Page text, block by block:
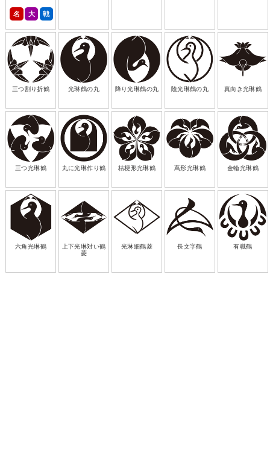
名 大 戦
三つ割り折鶴 光琳鶴の丸 降り光琳鶴の丸 陰光琳鶴の丸 真向き光琳鶴
三つ光琳鶴 丸に光琳作り鶴 桔梗形光琳鶴 蔦形光琳鶴 金輪光琳鶴
六角光琳鶴
上下光琳対い鶴
菱
光琳細鶴菱 長文字鶴 有職鶴